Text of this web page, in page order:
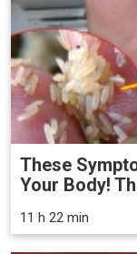
These
Your Body!
11 h 22 min